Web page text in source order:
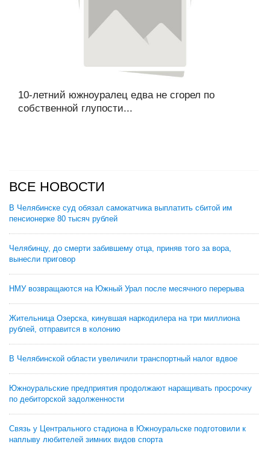
10-летний южноуралец едва не сгорел по
собственной глупости...
ВСЕ НОВОСТИ
В Челябинске суд обязал самокатчика выплатить сбитой им
пенсионерке 80 тысяч рублей
Челябинцу, до смерти забившему отца, приняв того за вора,
вынесли приговор
НМУ возвращаются на Южный Урал после месячного перерыва
Жительница Озерска, кинувшая наркодилера на три миллиона
рублей, отправится в колонию
В Челябинской области увеличили транспортный налог вдвое
Южноуральские предприятия продолжают наращивать просрочку
по дебиторской задолженности
Связь у Центрального стадиона в Южноуральске подготовили к
наплыву любителей зимних видов спорта